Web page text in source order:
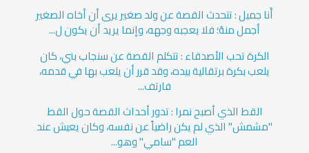
أَنا جميل : تتحدث القصة عن ولد صغير يرى أن أخاه الصغير
أجمل منهُ؛ فلا يعجبه وجهه، وإنما يريد أن يكون ل...
الكرة تحب الأصدقاء : تتكلم القصة عن سنجاب بني، كان
يلعب بكرة برتقالية بيده، وقد قرر أن يلعب بها في قدمه،
فارتف...
القط الذي أصبح نمرا : تدور أحداث القصة حول القط
"مشمش" الذي لم يكن راضياً عن نفسه، وكان يعيش عند
العم "سامي" وهو...